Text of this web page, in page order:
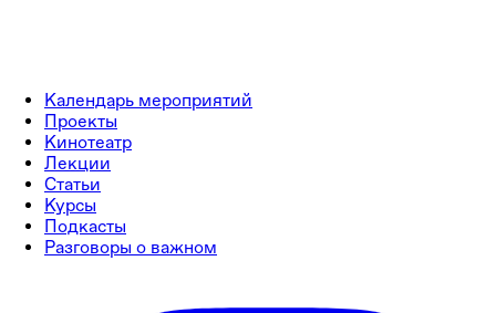
Календарь мероприятий
Проекты
Кинотеатр
Лекции
Статьи
Курсы
Подкасты
Разговоры о важном